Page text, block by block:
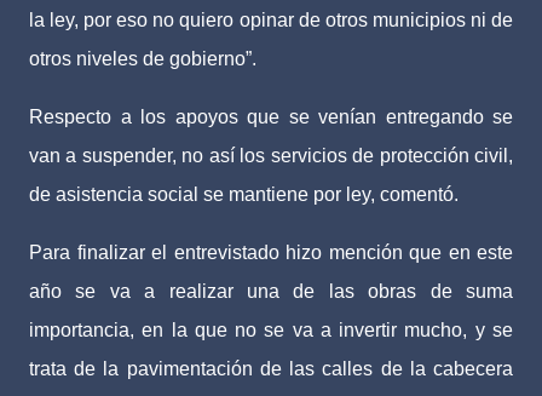
la ley, por eso no quiero opinar de otros municipios ni de
otros niveles de gobierno”.
Respecto a los apoyos que se venían entregando se
van a suspender, no así los servicios de protección civil,
de asistencia social se mantiene por ley, comentó.
Para finalizar el entrevistado hizo mención que en este
año se va a realizar una de las obras de suma
importancia, en la que no se va a invertir mucho, y se
trata de la pavimentación de las calles de la cabecera